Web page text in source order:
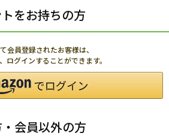
をお持ちの方
員登録されたお客様は、
グインすることができます。
会員以外の方